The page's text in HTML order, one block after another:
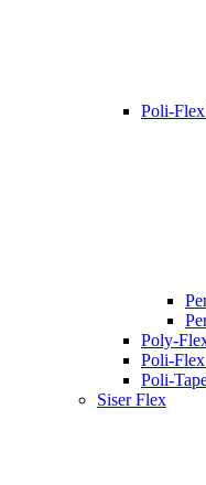
Poli-
Poly-
Poli-
Poli-
Siser Flex